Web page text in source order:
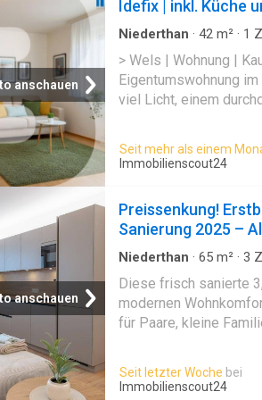
anschauen
Idefix | inkl. Küche
Niederthan · 42 m² · 1
> Wels | Wohnung | Kaufen Diese
Eigentumswohnung
viel Licht, einem
Wohngefühl, das
für Anleger spannend
sich: Hier wurde
ordentlich, sofort
Raum für Ihre Ideen.
stilvoller Wohnraum
und Schlafbereich –
persönliche
Essplatz ist sofort
Kochen und
entspannte
Abendsonne.Das
Seit mehr als einem
Immobilienscout24
anschauen
Preissenkung!
Sanierung 2025 –
Niederthan · 65 m² · 3
Diese frisch sanierte
modernen
für Paare, kleine
Jahr 2025 sorgt für
kombiniert mit einer
Seit letzter Woche bei
Immobilienscout24